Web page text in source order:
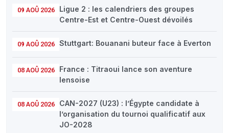
09 AOÛ 2026
Ligue 2 : les calendriers des groupes
Centre-Est et Centre-Ouest dévoilés
09 AOÛ 2026 Stuttgart: Bouanani buteur face à Everton
08 AOÛ 2026
France : Titraoui lance son aventure
lensoise
08 AOÛ 2026
CAN-2027 (U23) : l’Égypte candidate à
l’organisation du tournoi qualificatif aux
JO-2028